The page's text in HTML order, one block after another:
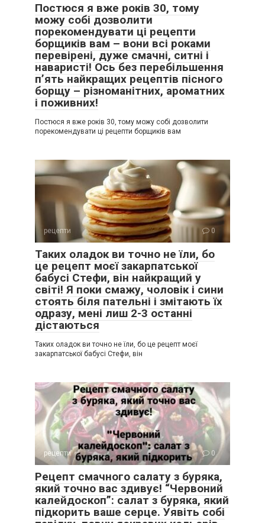
Постюся я вже років 30, тому
можу собі дозволити
порекомендувати ці рецепти
борщиків вам – вони всі роками
перевірені, дуже смачні, ситні і
наваристі! Ось без перебільшення
п’ять найкращих рецептів пісного
борщу – різноманітних, ароматних
і поживних!
Постюся я вже років 30, тому можу собі дозволити
порекомендувати ці рецепти борщиків вам
рецепти 0
Таких оладок ви точно не їли, бо
це рецепт моєї закарпатської
бабусі Стефи, він найкращий у
світі! Я поки смажу, чоловік і сини
стоять біля пательні і змітають їх
одразу, мені лиш 2-3 останні
дістаються
Таких оладок ви точно не їли, бо це рецепт моєї
закарпатської бабусі Стефи, він
рецепти 0
Рецепт смачного салату з буряка,
який точно вас здивує! “Червоний
калейдоскоп”: салат з буряка, який
підкорить ваше серце. Уявіть собі